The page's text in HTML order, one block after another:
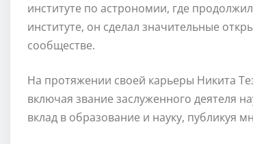
институте по астрономии, где
институте, он сделал значительные
сообществе.
На протяжении своей карьеры Никита
включая звание заслуженного деятеля
вклад в образование и науку, публикуя